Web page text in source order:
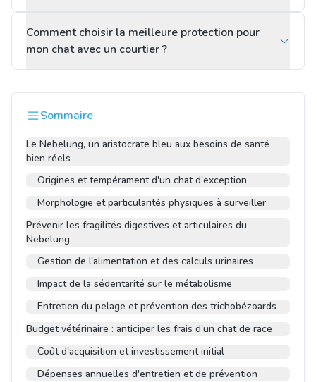
Comment choisir la meilleure protection pour
mon chat avec un courtier ?
Sommaire
Le Nebelung, un aristocrate bleu aux besoins de santé
bien réels
Origines et tempérament d'un chat d'exception
Morphologie et particularités physiques à surveiller
Prévenir les fragilités digestives et articulaires du
Nebelung
Gestion de l'alimentation et des calculs urinaires
Impact de la sédentarité sur le métabolisme
Entretien du pelage et prévention des trichobézoards
Budget vétérinaire : anticiper les frais d'un chat de race
Coût d'acquisition et investissement initial
Dépenses annuelles d'entretien et de prévention